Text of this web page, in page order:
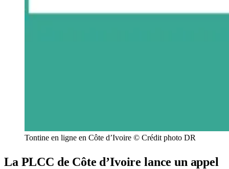
Tontine en ligne en Côte d’Ivoire © Crédit photo DR
La PLCC de Côte d’Ivoire lance un appel